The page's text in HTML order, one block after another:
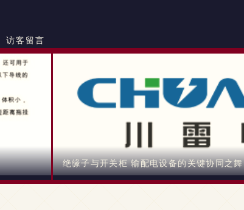
访客留言
绝缘子与开关柜 输配电设备的关键协同之舞